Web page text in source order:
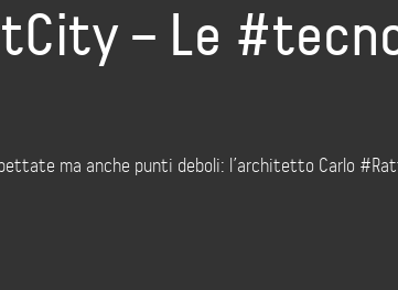
– Le
ma anche punti deboli: l’architetto Carlo